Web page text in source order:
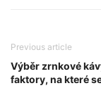
Previous article
Výběr zrnkové
faktory, na které